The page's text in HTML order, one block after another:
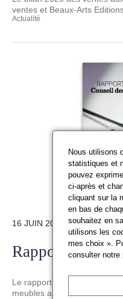
ventes et Beaux-Arts
Actualité
16 JUIN 2021
Rapport
Le rapport d'activité 2020 du
meubles aux enchères
Nous utilisons
statistiques et
pouvez
ci-après et
cliquant sur la
en bas de
souhaitez en
utilisons les
mes choix ».
consulter notre